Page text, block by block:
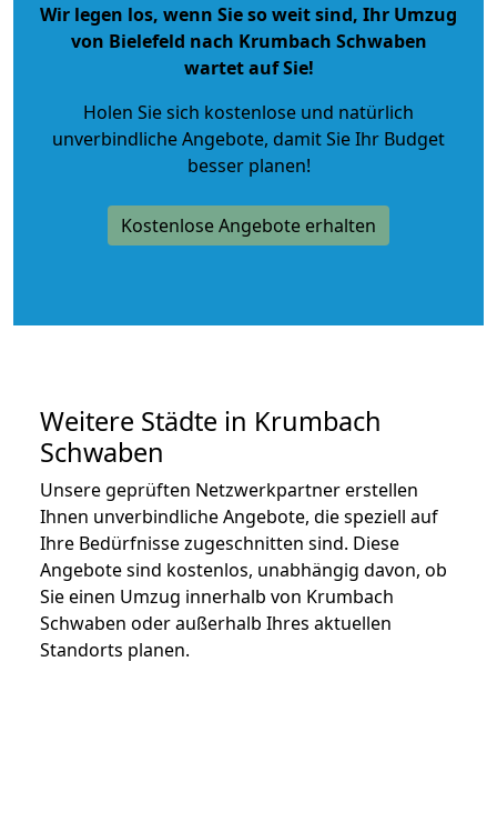
Wir legen los, wenn Sie so weit sind, Ihr Umzug
von Bielefeld nach Krumbach Schwaben
wartet auf Sie!
Holen Sie sich kostenlose und natürlich
unverbindliche Angebote, damit Sie Ihr Budget
besser planen!
Kostenlose Angebote erhalten
Weitere Städte in Krumbach
Schwaben
Unsere geprüften Netzwerkpartner erstellen
Ihnen unverbindliche Angebote, die speziell auf
Ihre Bedürfnisse zugeschnitten sind. Diese
Angebote sind kostenlos, unabhängig davon, ob
Sie einen Umzug innerhalb von Krumbach
Schwaben oder außerhalb Ihres aktuellen
Standorts planen.